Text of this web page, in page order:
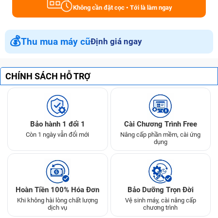
Không cần đặt cọc • Tới là làm ngay
💰Thu mua máy cũĐịnh giá ngay
CHÍNH SÁCH HỖ TRỢ
Bảo hành 1 đổi 1
Còn 1 ngày vẫn đổi mới
Cài Chương Trình Free
Nâng cấp phần mềm, cài ứng
dụng
Hoàn Tiền 100% Hóa Đơn
Khi không hài lòng chất lượng
dịch vụ
Bảo Dưỡng Trọn Đời
Vệ sinh máy, cài nâng cấp
chương trình